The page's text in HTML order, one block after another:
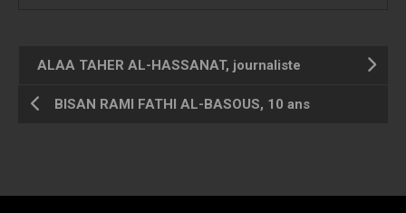
ALAA TAHER AL-HASSANAT, journaliste
BISAN RAMI FATHI AL-BASOUS, 10 ans